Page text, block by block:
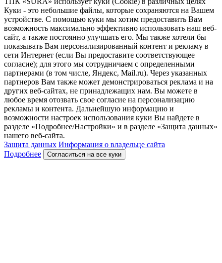
Куки - это небольшие файлы, которые сохраняются на Вашем
устройстве. С помощью куки мы хотим предоставить Вам
возможность максимально эффективно использовать наш веб-
сайт, а также постоянно улучшать его. Мы также хотели бы
показывать Вам персонализированный контент и рекламу в
сети Интернет (если Вы предоставите соответствующее
согласие); для этого мы сотрудничаем с определенными
партнерами (в том числе, Яндекс, Mail.ru). Через указанных
партнеров Вам также может демонстрироваться реклама и на
других веб-сайтах, не принадлежащих нам. Вы можете в
любое время отозвать свое согласие на персонализацию
рекламы и контента. Дальнейшую информацию и
возможности настроек использования куки Вы найдете в
разделе «Подробнее/Настройки» и в разделе «Защита данных»
нашего веб-сайта.
Защита данных Информация о владельце сайта
Подробнее
Согласиться на все куки